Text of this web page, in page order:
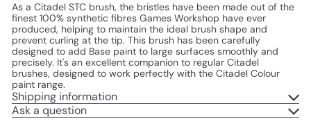
As a Citadel STC brush, the bristles have been made out of the
finest 100% synthetic fibres Games Workshop have ever
produced, helping to maintain the ideal brush shape and
prevent curling at the tip. This brush has been carefully
designed to add Base paint to large surfaces smoothly and
precisely. It's an excellent companion to regular Citadel
brushes, designed to work perfectly with the Citadel Colour
paint range.
Shipping information
Ask a question